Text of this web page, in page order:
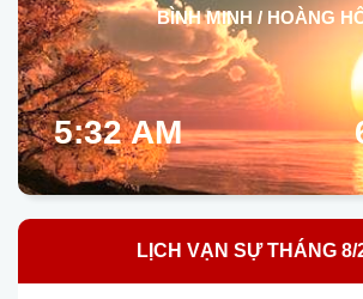
BÌNH MINH / HOÀNG
5:32 AM
LỊCH VẠN SỰ THÁNG 8/